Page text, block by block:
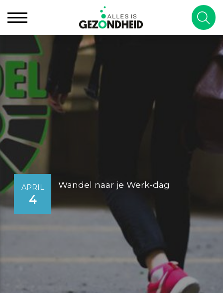
APRIL
4
Wandel naar je Werk-dag